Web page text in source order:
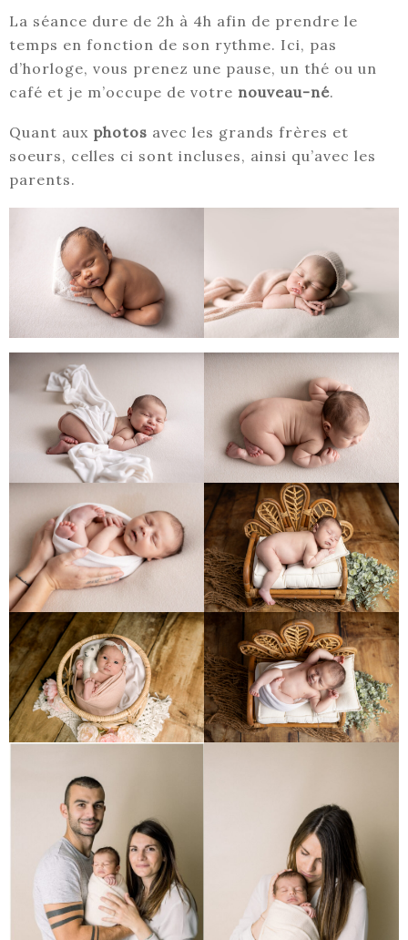
La séance dure de 2h à 4h afin de prendre le
temps en fonction de son rythme. Ici, pas
d’horloge, vous prenez une pause, un thé ou un
café et je m’occupe de votre nouveau-né.
Quant aux photos avec les grands frères et
soeurs, celles ci sont incluses, ainsi qu’avec les
parents.